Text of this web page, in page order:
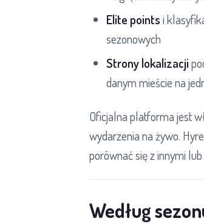
Elite pointsi
sezonowych
Strony lokalizacji
danym mieście na
Oficjalna platforma jest
wydarzenia na żywo.
porównać się z innymi
Według